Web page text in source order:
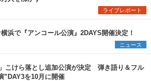
ライブレポート
浜で『アンコール公演』2DAYS開催決定！
ニュース
こけら落とし追加公演が決定 弾き語り＆フル
”DAY3を10月に開催